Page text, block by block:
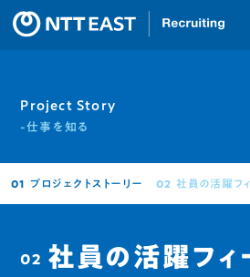
Project Story
-仕事を知る
01 プロジェクトストーリー 02 社員の活躍フ
02 社員の活躍フィ